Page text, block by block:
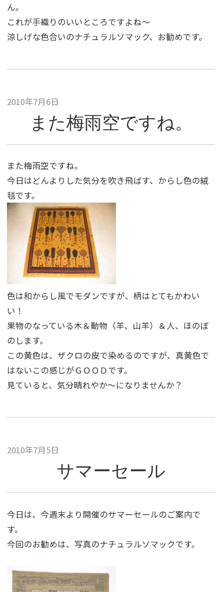
ん。
これが手織りのいいところですよね〜
涼しげな色合いのナチュラルソマック、お勧めです。
2010年7月6日
また梅雨空ですね。
また梅雨空ですね。
今日はどんよりした気分を吹き飛ばす、からし色の絨
毯です。
色は和からし風でモダンですが、柄はとてもかわい
い！
果物のなっている木＆動物（羊、山羊）＆人、ほのぼ
のします。
この黄色は、ザクロの皮で染めるのですが、真黄色で
はないこの感じがＧＯＯＤです。
見ていると、気分晴れやか〜になりませんか？
2010年7月5日
サマーセール
今日は、今週末より開催のサマーセールのご案内で
す。
今回のお勧めは、写真のナチュラルソマックです。